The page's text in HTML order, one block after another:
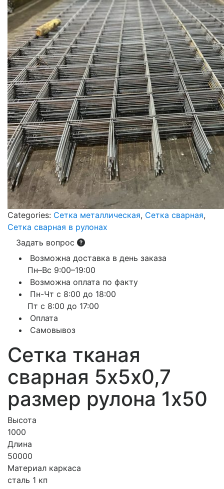
Categories: Сетка металлическая, Сетка сварная,
Сетка сварная в рулонах
Задать вопрос
Возможна доставка в день заказа
Пн–Вс 9:00–19:00
Возможна оплата по факту
Пн-Чт с 8:00 до 18:00
Пт с 8:00 до 17:00
Оплата
Самовывоз
Сетка тканая
сварная 5х5х0,7
размер рулона 1х50
Высота
1000
Длина
50000
Материал каркаса
сталь 1 кп